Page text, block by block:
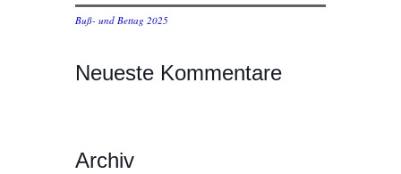
Buß- und Bettag 2025
Neueste Kommentare
Archiv